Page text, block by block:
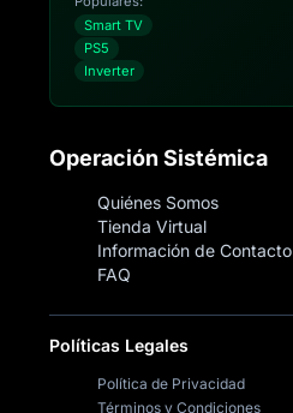
Smart TV
PS5
Inverter
Operación Sistémica
Quiénes Somos
Tienda Virtual
Información de Contacto
FAQ
Políticas Legales
Política de Privacidad
Términos y Condiciones